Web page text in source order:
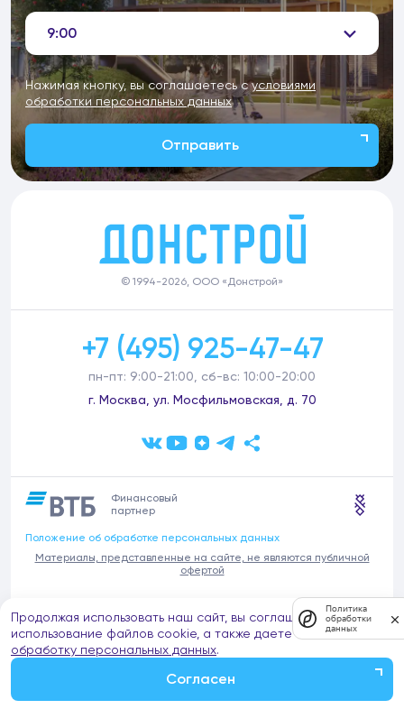
9:00
Нажимая кнопку, вы соглашаетесь сусловиями
обработки персональных данных
Отправить
© 1994-2026, ООО «Донстрой»
+7 (495) 925-47-47
пн-пт: 9:00-21:00, сб-вс: 10:00-20:00
г. Москва, ул. Мосфильмовская, д. 70
Финансовый
партнер
Положение об обработке персональных данных
Материалы, представленные на сайте, не являются публичной
офертой
В связи с участившимися случаями предложений частных услуг от
имени компании Донстрой (проведения ремонтов, продажи
отделочных материалов и т.п.), обращаем внимание на то, что
компания Донстрой не оказывает таких услуг, не имеет
представительств такого профиля и не обращается к частным
Продолжая использовать наш сайт, вы соглашаетесь на
использование файлов cookie, а также даете согласие на
обработку персональных данных.
Согласен
Политика
обработки
данных